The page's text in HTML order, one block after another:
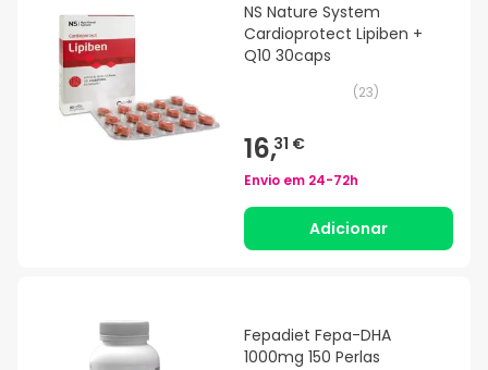
NS Nature System
Cardioprotect Lipiben +
Q10 30caps
(23)
16,31 €
Envio em 24-72h
Adicionar
Fepadiet Fepa-DHA
1000mg 150 Perlas